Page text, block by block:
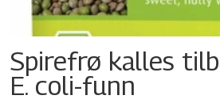
Spirefrø kalles
E. coli-funn